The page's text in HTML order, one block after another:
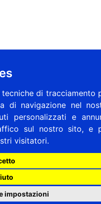
di tracciamento
di navigazione nel
personalizzati e
sul nostro sito, e
visitatori.
impostazioni